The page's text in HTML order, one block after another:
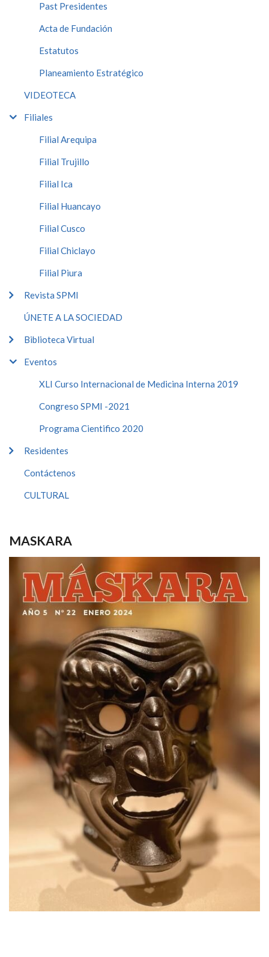
Past Presidentes
Acta de Fundación
Estatutos
Planeamiento Estratégico
VIDEOTECA
Filiales
Filial Arequipa
Filial Trujillo
Filial Ica
Filial Huancayo
Filial Cusco
Filial Chiclayo
Filial Piura
Revista SPMI
ÚNETE A LA SOCIEDAD
Biblioteca Virtual
Eventos
XLI Curso Internacional de Medicina Interna 2019
Congreso SPMI -2021
Programa Cientifico 2020
Residentes
Contáctenos
CULTURAL
MASKARA